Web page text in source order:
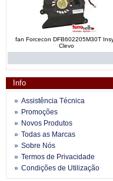
Clevo
fan e dissipador calor AT019000110
Toshiba Satellite A200 series
Info
Assistência Técnica
Promoções
Novos Produtos
Todas as Marcas
Sobre Nós
Termos de Privacidade
Condições de Utilização